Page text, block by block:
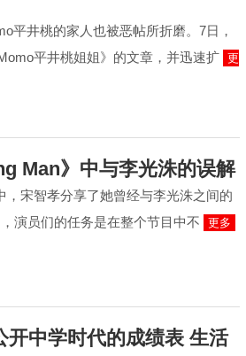
平井桃的家人也被恶帖所折磨。7日，
平井桃姐姐》的文章，并迅速扩
更
Man》中与李光洙的误解
宋智孝分享了她曾经与李光洙之间的
演员们的任务是在整个节目中不
更多
中学时代的成绩表 生活